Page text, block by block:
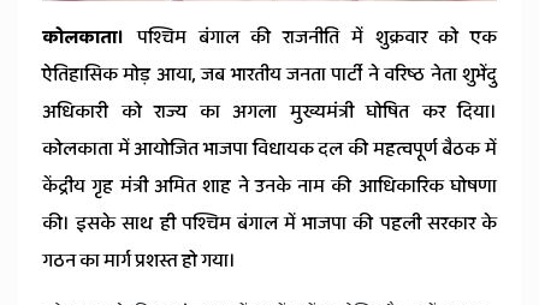
कोलकाता।पश्चिम बंगाल की राजनीति में शुक्रवार को एक
ऐतिहासिक मोड़ आया, जब भारतीय जनता पार्टी ने वरिष्ठ नेता शुभेंदु
अधिकारी को राज्य का अगला मुख्यमंत्री घोषित कर दिया।
कोलकाता में आयोजित भाजपा विधायक दल की महत्वपूर्ण बैठक में
केंद्रीय गृह मंत्री अमित शाह ने उनके नाम की आधिकारिक घोषणा
की। इसके साथ ही पश्चिम बंगाल में भाजपा की पहली सरकार के
गठन का मार्ग प्रशस्त हो गया।